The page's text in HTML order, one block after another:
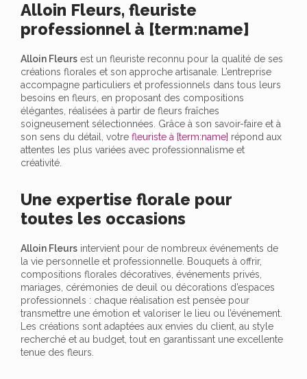
Alloin Fleurs, fleuriste
professionnel à [term:name]
Alloin Fleurs est un fleuriste reconnu pour la qualité de ses
créations florales et son approche artisanale. L’entreprise
accompagne particuliers et professionnels dans tous leurs
besoins en fleurs, en proposant des compositions
élégantes, réalisées à partir de fleurs fraîches
soigneusement sélectionnées. Grâce à son savoir-faire et à
son sens du détail, votre fleuriste à [term:name] répond aux
attentes les plus variées avec professionnalisme et
créativité.
Une expertise florale pour
toutes les occasions
Alloin Fleurs intervient pour de nombreux événements de
la vie personnelle et professionnelle. Bouquets à offrir,
compositions florales décoratives, événements privés,
mariages, cérémonies de deuil ou décorations d’espaces
professionnels : chaque réalisation est pensée pour
transmettre une émotion et valoriser le lieu ou l’événement.
Les créations sont adaptées aux envies du client, au style
recherché et au budget, tout en garantissant une excellente
tenue des fleurs.